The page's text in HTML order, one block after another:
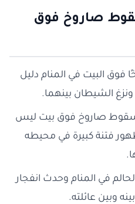
صاروخ فوق
فوق البيت في المنام دليل
ونزغ الشيطان بينهما.
لسقوط صاروخ فوق بيت ليس
فتنة كبيرة في محيطه
في المنام وحدث انفجار
وبين عائلته.